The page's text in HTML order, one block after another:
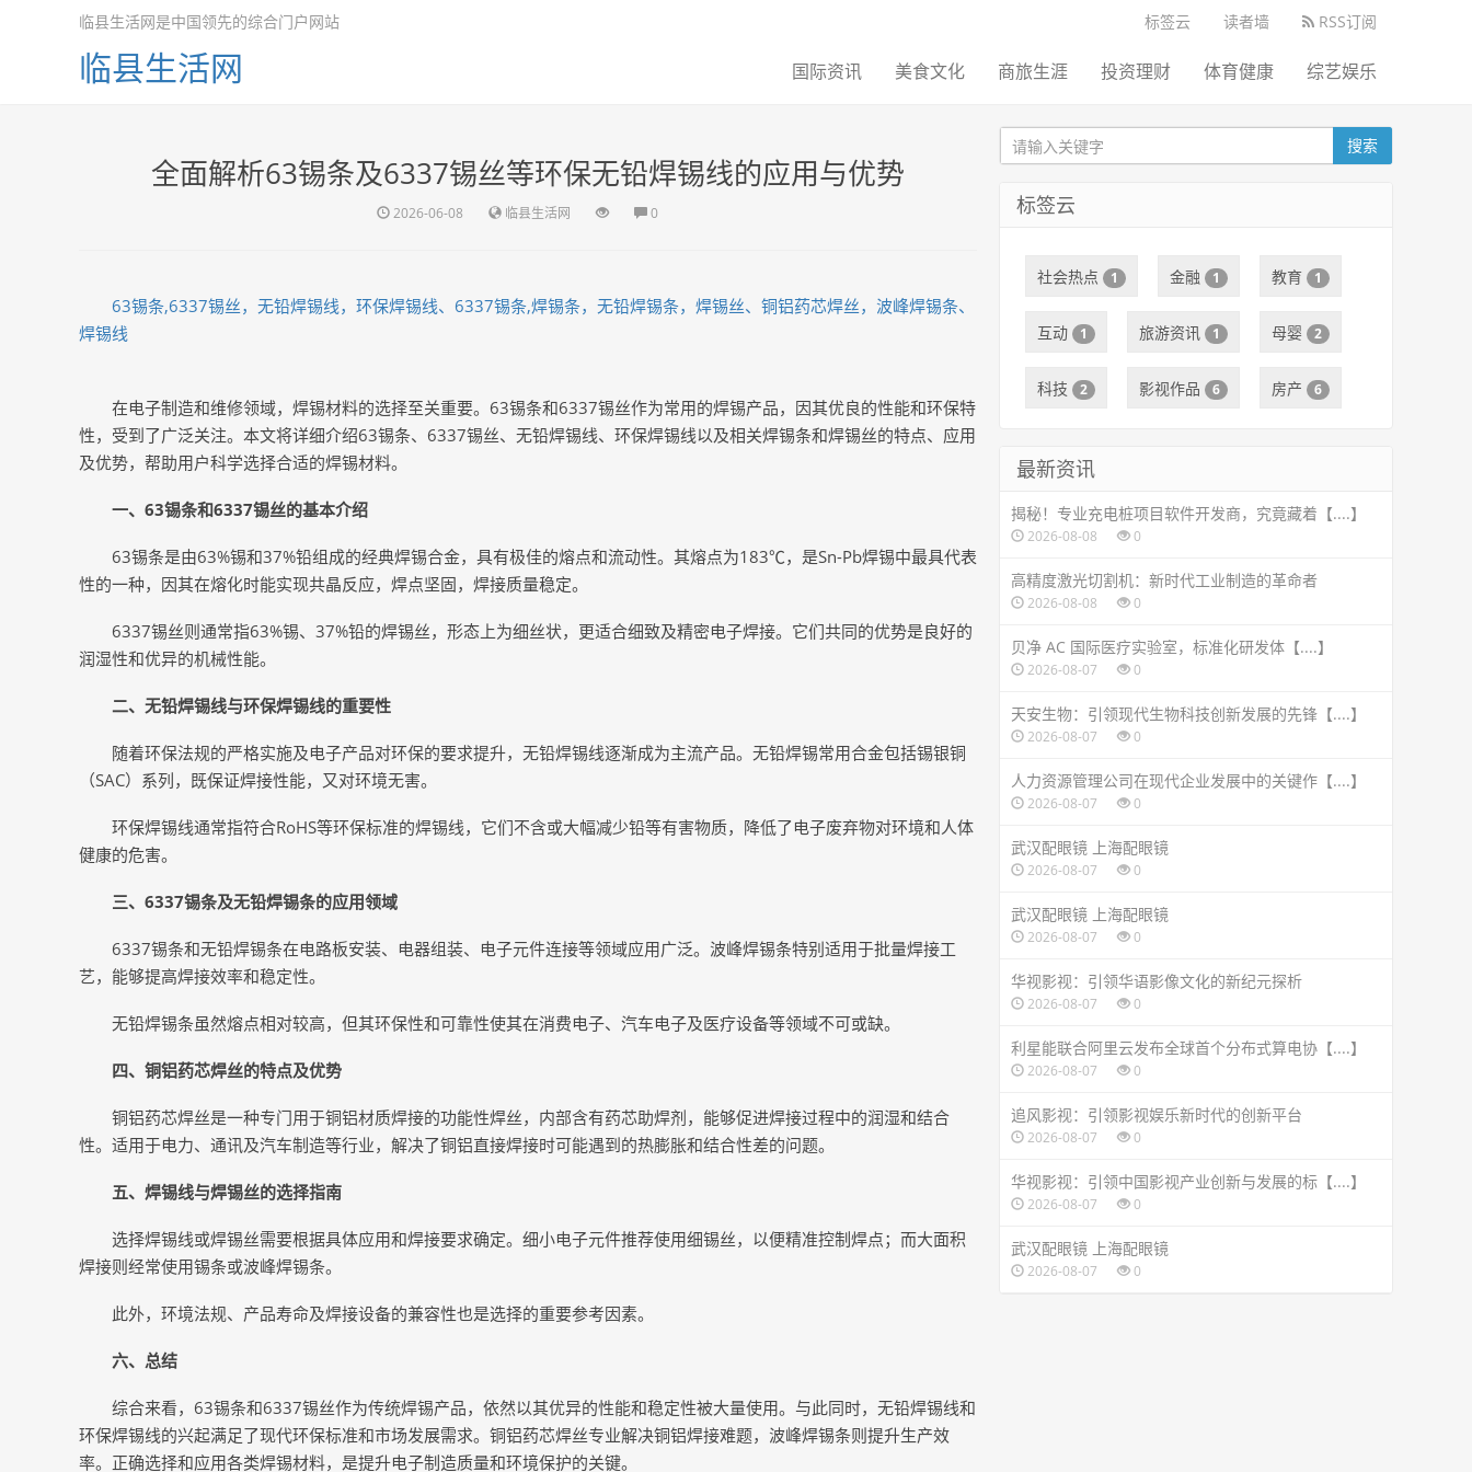
标签云 读者墙 RSS订阅
临县生活网是中国领先的综合门户网站
临县生活网 国际资讯 美食文化 商旅生涯 投资理财 体育健康 综艺娱乐
全面解析63锡条及6337锡丝等环保无铅焊锡线的应用与优势
2026-06-08 临县生活网 0
63锡条,6337锡丝，无铅焊锡线，环保焊锡线、6337锡条,焊锡条，无铅焊锡条，焊锡丝、铜铝药芯焊丝，波峰焊锡条、
焊锡线
在电子制造和维修领域，焊锡材料的选择至关重要。63锡条和6337锡丝作为常用的焊锡产品，因其优良的性能和环保特
性，受到了广泛关注。本文将详细介绍63锡条、6337锡丝、无铅焊锡线、环保焊锡线以及相关焊锡条和焊锡丝的特点、应用
及优势，帮助用户科学选择合适的焊锡材料。
一、63锡条和6337锡丝的基本介绍
63锡条是由63%锡和37%铅组成的经典焊锡合金，具有极佳的熔点和流动性。其熔点为183℃，是Sn-Pb焊锡中最具代表
性的一种，因其在熔化时能实现共晶反应，焊点坚固，焊接质量稳定。
6337锡丝则通常指63%锡、37%铅的焊锡丝，形态上为细丝状，更适合细致及精密电子焊接。它们共同的优势是良好的
润湿性和优异的机械性能。
二、无铅焊锡线与环保焊锡线的重要性
随着环保法规的严格实施及电子产品对环保的要求提升，无铅焊锡线逐渐成为主流产品。无铅焊锡常用合金包括锡银铜
（SAC）系列，既保证焊接性能，又对环境无害。
环保焊锡线通常指符合RoHS等环保标准的焊锡线，它们不含或大幅减少铅等有害物质，降低了电子废弃物对环境和人体
健康的危害。
三、6337锡条及无铅焊锡条的应用领域
6337锡条和无铅焊锡条在电路板安装、电器组装、电子元件连接等领域应用广泛。波峰焊锡条特别适用于批量焊接工
艺，能够提高焊接效率和稳定性。
无铅焊锡条虽然熔点相对较高，但其环保性和可靠性使其在消费电子、汽车电子及医疗设备等领域不可或缺。
四、铜铝药芯焊丝的特点及优势
铜铝药芯焊丝是一种专门用于铜铝材质焊接的功能性焊丝，内部含有药芯助焊剂，能够促进焊接过程中的润湿和结合
性。适用于电力、通讯及汽车制造等行业，解决了铜铝直接焊接时可能遇到的热膨胀和结合性差的问题。
五、焊锡线与焊锡丝的选择指南
选择焊锡线或焊锡丝需要根据具体应用和焊接要求确定。细小电子元件推荐使用细锡丝，以便精准控制焊点；而大面积
焊接则经常使用锡条或波峰焊锡条。
此外，环境法规、产品寿命及焊接设备的兼容性也是选择的重要参考因素。
六、总结
综合来看，63锡条和6337锡丝作为传统焊锡产品，依然以其优异的性能和稳定性被大量使用。与此同时，无铅焊锡线和
环保焊锡线的兴起满足了现代环保标准和市场发展需求。铜铝药芯焊丝专业解决铜铝焊接难题，波峰焊锡条则提升生产效
率。正确选择和应用各类焊锡材料，是提升电子制造质量和环境保护的关键。
搜索
标签云
社会热点 1 金融 1 教育 1
互动 1 旅游资讯 1 母婴 2
科技 2 影视作品 6 房产 6
最新资讯
揭秘！专业充电桩项目软件开发商，究竟藏着【....】
2026-08-08 0
高精度激光切割机：新时代工业制造的革命者
2026-08-08 0
贝净 AC 国际医疗实验室，标准化研发体【....】
2026-08-07 0
天安生物：引领现代生物科技创新发展的先锋【....】
2026-08-07 0
人力资源管理公司在现代企业发展中的关键作【....】
2026-08-07 0
武汉配眼镜 上海配眼镜
2026-08-07 0
武汉配眼镜 上海配眼镜
2026-08-07 0
华视影视：引领华语影像文化的新纪元探析
2026-08-07 0
利星能联合阿里云发布全球首个分布式算电协【....】
2026-08-07 0
追风影视：引领影视娱乐新时代的创新平台
2026-08-07 0
华视影视：引领中国影视产业创新与发展的标【....】
2026-08-07 0
武汉配眼镜 上海配眼镜
2026-08-07 0